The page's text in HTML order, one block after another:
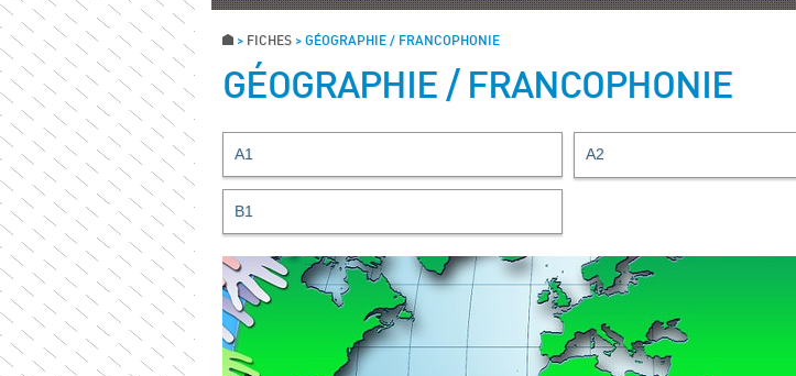
> FICHES > GÉOGRAPHIE / FRANCOPHONIE
GÉOGRAPHIE / FRANCOPHONIE
A1 A2
B1